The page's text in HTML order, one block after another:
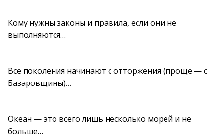
Кому нужны законы и правила, если они не
выполняются…
Все поколения начинают с отторжения (проще — с
Базаровщины)…
Океан — это всего лишь несколько морей и не
больше…